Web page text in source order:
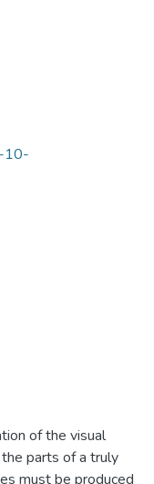
10-
of the visual
parts of a truly
must be produced